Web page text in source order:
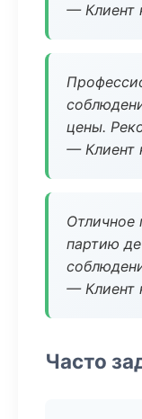
— Клиент
цены.
— Клиент
Отличное
партию
— Клиент
Часто